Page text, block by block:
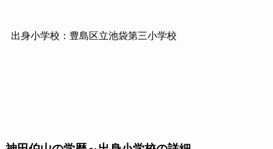
出身小学校：豊島区立池袋第三小学校